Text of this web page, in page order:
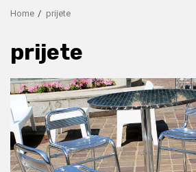
Home prijete
prijete